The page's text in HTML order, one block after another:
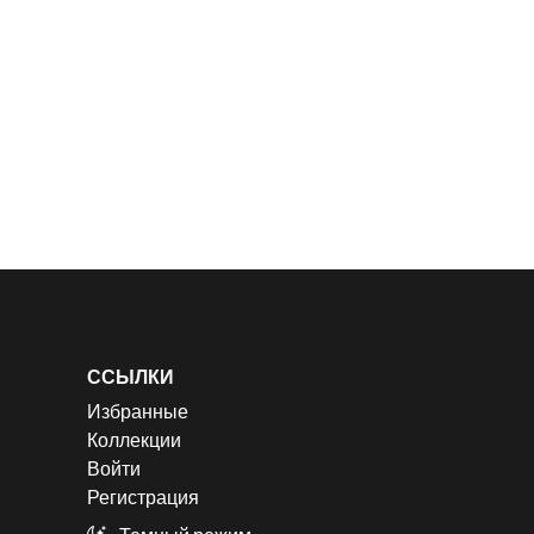
ССЫЛКИ
Избранные
Коллекции
Войти
Регистрация